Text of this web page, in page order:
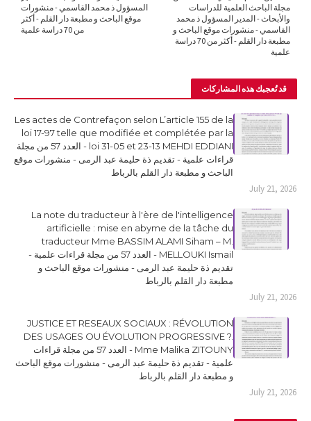
المسؤول ذ محمد القاسمي - منشورات
موقع الباحث و مطبعة دار القلم - أكثر
من 70 دراسة علمية
مجلة الباحث العلمية للدراسات
والأبحاث - المدير المسؤول ذ محمد
القاسمي - منشورات موقع الباحث و
مطبعة دار القلم - أكثر من 70 دراسة
علمية
قد تُعجبك هذه المشاركات
Les actes de Contrefaçon selon L’article 155 de la
loi 17-97 telle que modifiée et complétée par la
loi 31-05 et 23-13 MEHDI EDDIANI - العدد 57 من مجلة
قراءات علمية - تقديم ذة حليمة عبد الرمى - منشورات موقع
الباحث و مطبعة دار القلم بالرباط
July 21, 2026
La note du traducteur à l'ère de l'intelligence
artificielle : mise en abyme de la tâche du
traducteur Mme BASSIM ALAMI Siham – M.
MELLOUKI Ismail - العدد 57 من مجلة قراءات علمية -
تقديم ذة حليمة عبد الرمى - منشورات موقع الباحث و
مطبعة دار القلم بالرباط
July 21, 2026
JUSTICE ET RESEAUX SOCIAUX : RÉVOLUTION
DES USAGES OU ÉVOLUTION PROGRESSIVE ?.
Mme Malika ZITOUNY - العدد 57 من مجلة قراءات
علمية - تقديم ذة حليمة عبد الرمى - منشورات موقع الباحث
و مطبعة دار القلم بالرباط
July 21, 2026